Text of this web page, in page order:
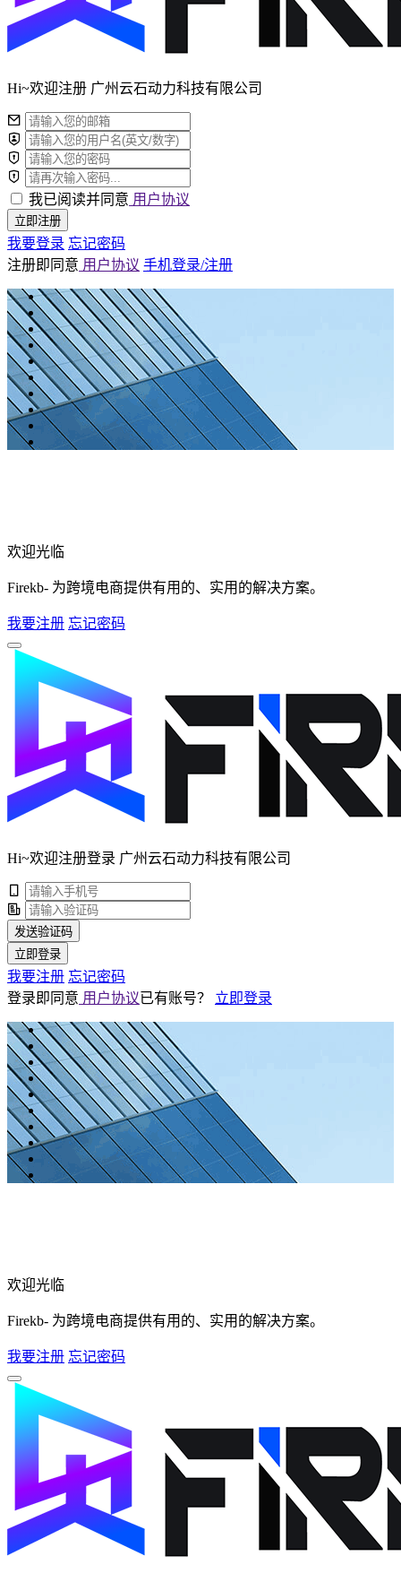
Hi~欢迎注册 广州云石动力科技有限公司
我已阅读并同意 用户协议
立即注册
我要登录 忘记密码
注册即同意 用户协议 手机登录/注册
欢迎光临
Firekb- 为跨境电商提供有用的、实用的解决方案。
我要注册 忘记密码
Hi~欢迎注册登录 广州云石动力科技有限公司
发送验证码
立即登录
我要注册 忘记密码
登录即同意 用户协议已有账号？ 立即登录
欢迎光临
Firekb- 为跨境电商提供有用的、实用的解决方案。
我要注册 忘记密码